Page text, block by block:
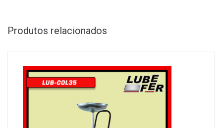
Produtos relacionados